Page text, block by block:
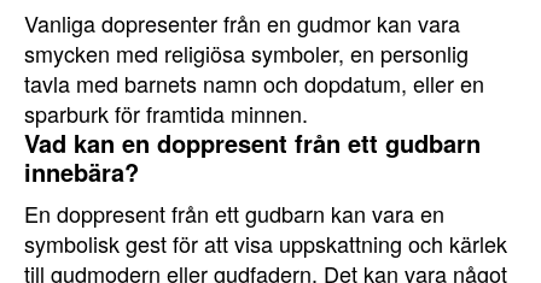
Vanliga dopresenter från en gudmor kan vara
smycken med religiösa symboler, en personlig
tavla med barnets namn och dopdatum, eller en
sparburk för framtida minnen.
Vad kan en doppresent från ett gudbarn
innebära?
En doppresent från ett gudbarn kan vara en
symbolisk gest för att visa uppskattning och kärlek
till gudmodern eller gudfadern. Det kan vara något